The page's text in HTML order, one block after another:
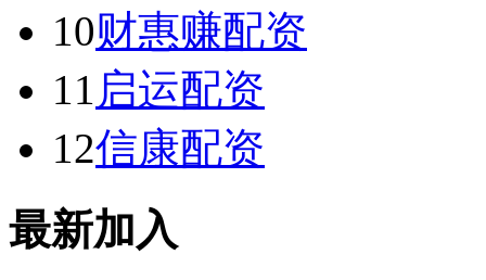
10财惠赚配资
11 启运配资
12信康配资
最新加入